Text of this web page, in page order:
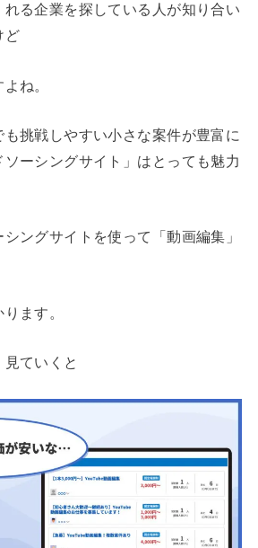
る企業を探している人が知り合い
ど
ね。
挑戦しやすい小さな案件が豊富に
ーシングサイト」はとっても魅力
ングサイトを使って「動画編集」
ます。
ていくと